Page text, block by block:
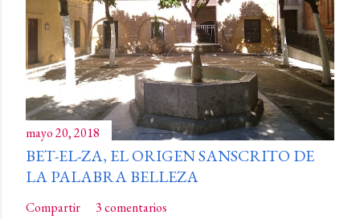
mayo 20, 2018
BET-EL-ZA, EL ORIGEN SANSCRITO DE
LA PALABRA BELLEZA
Compartir 3 comentarios